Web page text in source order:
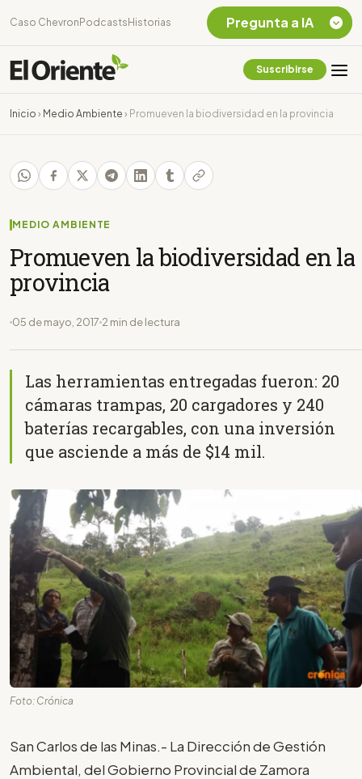
Caso Chevron Podcasts Historias
Suscribirse
Inicio › Medio Ambiente › Promueven la biodiversidad en la provincia
MEDIO AMBIENTE
Promueven la biodiversidad en la
provincia
05 de mayo, 2017 2 min de lectura
Las herramientas entregadas fueron: 20
cámaras trampas, 20 cargadores y 240
baterías recargables, con una inversión
que asciende a más de $14 mil.
Foto: Crónica
San Carlos de las Minas.- La Dirección de Gestión
Ambiental, del Gobierno Provincial de Zamora
Pregunta a IA
Chevron Ecuador